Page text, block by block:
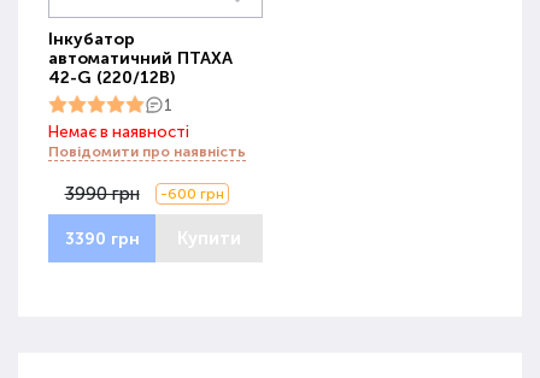
Інкубатор
автоматичний ПТАХА
42-G (220/12В)
1
Немає в наявності
Повідомити про наявність
3990 грн -600 грн
3390 грн Купити